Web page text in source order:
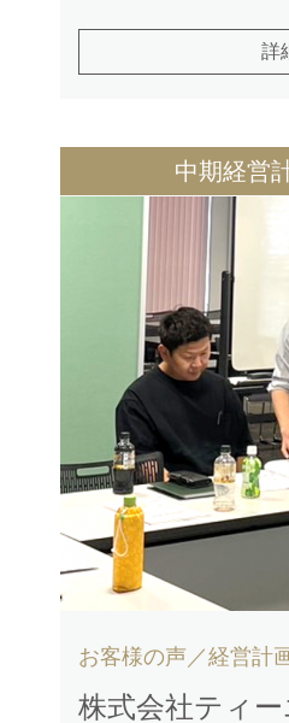
詳
中期経営
お客様の声／経営計
株式会社ティ